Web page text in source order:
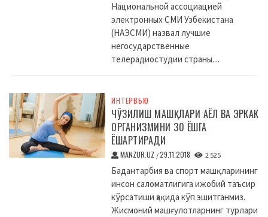
Национальной ассоциацией
электронных СМИ Узбекистана
(НАЭСМИ) назвал лучшие
негосударственные
телерадиостудии страны....
ИНТЕРВЬЮ
ЧЎЗИЛИШ МАШҚЛАРИ АЁЛ ВА ЭРКАК
ОРГАНИЗМИНИ 30 ЁШГА
ЁШАРТИРАДИ
MANZUR.UZ /29.11.2018 2 525
Бадантарбия ва спорт машқларининг
инсон саломатлигига ижобий таъсир
кўрсатиши ҳақида кўп эшитганмиз.
Жисмоний машғулотларнинг турлари